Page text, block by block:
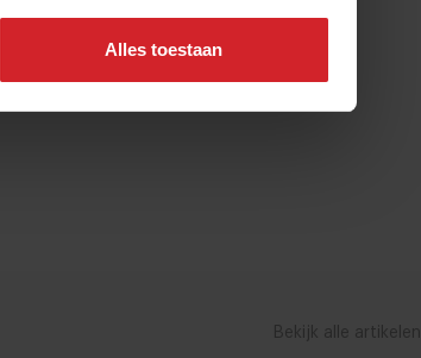
Alles toestaan
Bekijk alle artikelen